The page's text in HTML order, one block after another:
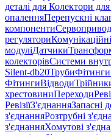
деталі для Колектори
опаленняПерепускні
компоненти
регуляториКомунікаційні
модуліДатчики
колекторівСистеми
Silent-db20ТрубиФітинги
ФітингиВідводи
хрестовиниПереходи
РевізіїЗ'єднанняЗапасні
з'єднанняРозтрубні
з'єднанняХомутові